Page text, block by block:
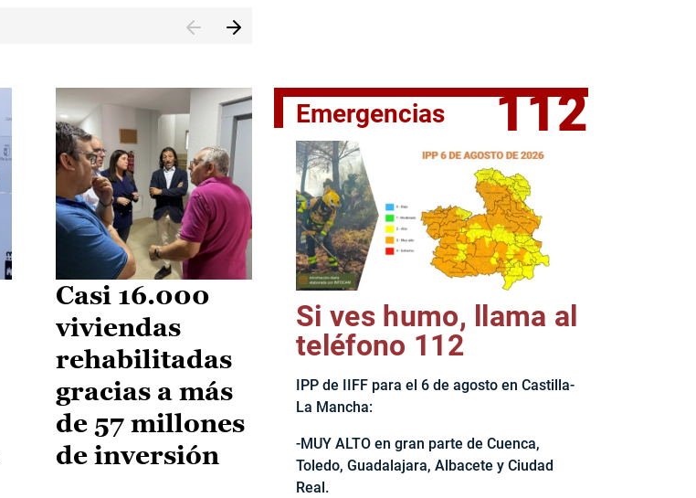
El jefe del Ejecutivo castellanomanchego, Emiliano García-
Casi 16.000
viviendas
rehabilitadas
gracias a más
de 57 millones
de inversión
Emergencias 112
Si ves humo, llama al
teléfono 112
IPP de IIFF para el 6 de agosto en Castilla-
La Mancha:
-MUY ALTO en gran parte de Cuenca,
Toledo, Guadalajara, Albacete y Ciudad
Real.